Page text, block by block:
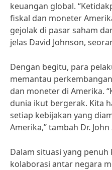
keuangan global.
fiskal dan moneter
gejolak di pasar saham
jelas David Johnson,
Dengan begitu, para
memantau
dan moneter di Amerika.
dunia ikut bergerak. Kita
setiap kebijakan yang
Amerika,” tambah Dr. John
Dalam situasi yang
kolaborasi antar negara